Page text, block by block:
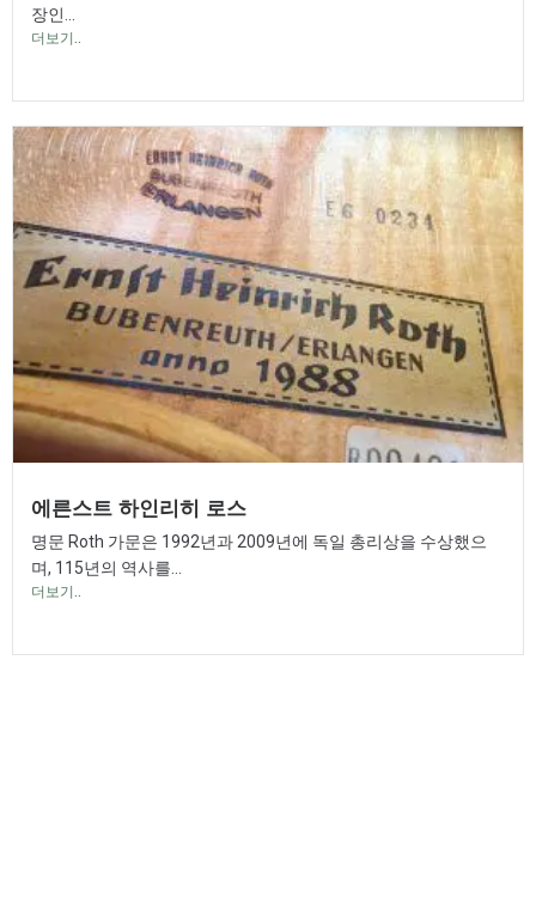
장인...
더보기..
에른스트 하인리히 로스
명문 Roth 가문은 1992년과 2009년에 독일 총리상을 수상했으
며, 115년의 역사를...
더보기..